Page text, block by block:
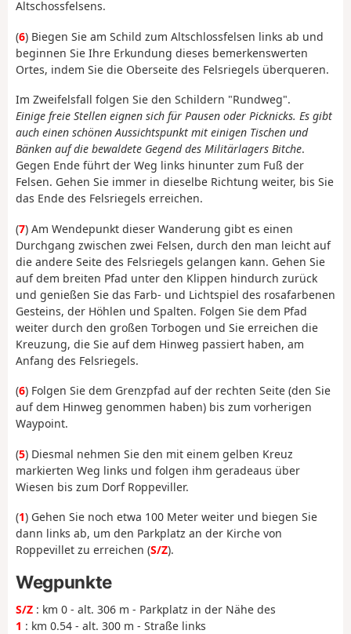
Altschossfelsens.
(6) Biegen Sie am Schild zum Altschlossfelsen links ab und
beginnen Sie Ihre Erkundung dieses bemerkenswerten
Ortes, indem Sie die Oberseite des Felsriegels überqueren.
Im Zweifelsfall folgen Sie den Schildern "Rundweg".
Einige freie Stellen eignen sich für Pausen oder Picknicks. Es gibt
auch einen schönen Aussichtspunkt mit einigen Tischen und
Bänken auf die bewaldete Gegend des Militärlagers Bitche.
Gegen Ende führt der Weg links hinunter zum Fuß der
Felsen. Gehen Sie immer in dieselbe Richtung weiter, bis Sie
das Ende des Felsriegels erreichen.
(7) Am Wendepunkt dieser Wanderung gibt es einen
Durchgang zwischen zwei Felsen, durch den man leicht auf
die andere Seite des Felsriegels gelangen kann. Gehen Sie
auf dem breiten Pfad unter den Klippen hindurch zurück
und genießen Sie das Farb- und Lichtspiel des rosafarbenen
Gesteins, der Höhlen und Spalten. Folgen Sie dem Pfad
weiter durch den großen Torbogen und Sie erreichen die
Kreuzung, die Sie auf dem Hinweg passiert haben, am
Anfang des Felsriegels.
(6) Folgen Sie dem Grenzpfad auf der rechten Seite (den Sie
auf dem Hinweg genommen haben) bis zum vorherigen
Waypoint.
(5) Diesmal nehmen Sie den mit einem gelben Kreuz
markierten Weg links und folgen ihm geradeaus über
Wiesen bis zum Dorf Roppeviller.
(1) Gehen Sie noch etwa 100 Meter weiter und biegen Sie
dann links ab, um den Parkplatz an der Kirche von
Roppevillet zu erreichen (S/Z).
Wegpunkte
S/Z : km 0 - alt. 306 m - Parkplatz in der Nähe des
1 : km 0.54 - alt. 300 m - Straße links